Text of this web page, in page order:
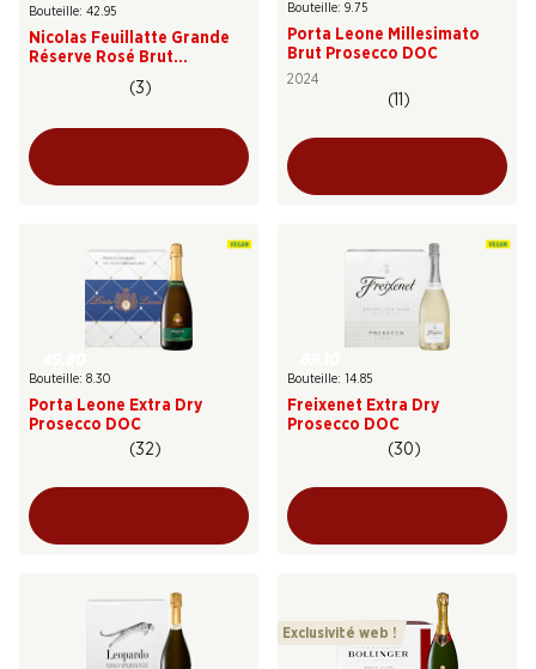
Bouteille: 42.95
Nicolas Feuillatte Grande
Réserve Rosé Brut
(3)
Bouteille: 9.75
Porta Leone Millesimato
Brut Prosecco DOC
2024
(11)
Bouteille: 8.30
Porta Leone Extra Dry
Prosecco DOC
(32)
Bouteille: 14.85
Freixenet Extra Dry
Prosecco DOC
(30)
Exclusivité web !